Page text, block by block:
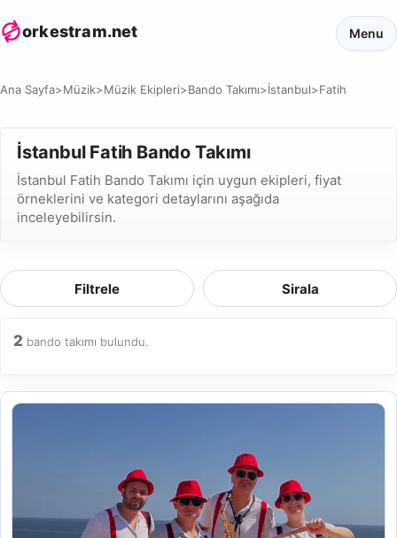
orkestram.net Menu
Ana Sayfa>Müzik>Müzik Ekipleri>Bando Takımı>İstanbul>Fatih
İstanbul Fatih Bando Takımı
İstanbul Fatih Bando Takımı için uygun ekipleri, fiyat
örneklerini ve kategori detaylarını aşağıda
inceleyebilirsin.
Filtrele Sirala
2 bando takımı bulundu.